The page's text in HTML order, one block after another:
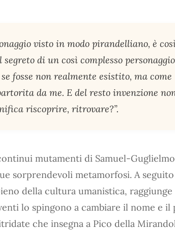
visto in modo pirandelliano, è
di un così complesso
fosse non realmente esistito, ma come
da me. E del resto invenzione
riscoprire, ritrovare?”.
mutamenti di Samuel-
sorprendevoli metamorfosi. A
della cultura umanistica,
lo spingono a cambiare il nome e il
che insegna a Pico della